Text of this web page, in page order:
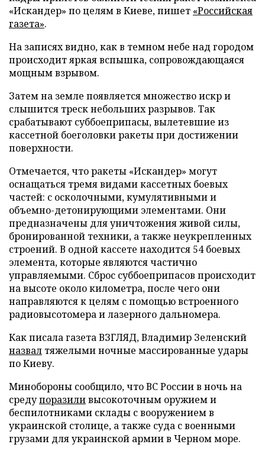
«Искандер» по целям в Киеве, пишет «Российская
газета».
На записях видно, как в темном небе над городом
происходит яркая вспышка, сопровождающаяся
мощным взрывом.
Затем на земле появляется множество искр и
слышится треск небольших разрывов. Так
срабатывают суббоеприпасы, вылетевшие из
кассетной боеголовки ракеты при достижении
поверхности.
Отмечается, что ракеты «Искандер» могут
оснащаться тремя видами кассетных боевых
частей: с осколочными, кумулятивными и
объемно-детонирующими элементами. Они
предназначены для уничтожения живой силы,
бронированной техники, а также неукрепленных
строений. В одной кассете находится 54 боевых
элемента, которые являются частично
управляемыми. Сброс суббоеприпасов происходит
на высоте около километра, после чего они
направляются к целям с помощью встроенного
радиовысотомера и лазерного дальномера.
Как писала газета ВЗГЛЯД, Владимир Зеленский
назвал тяжелыми ночные массированные удары
по Киеву.
Минобороны сообщило, что ВС России в ночь на
средупоразиливысокоточным оружием и
беспилотниками склады с вооружением в
украинской столице, а также суда с военными
грузами для украинской армии в Черном море.